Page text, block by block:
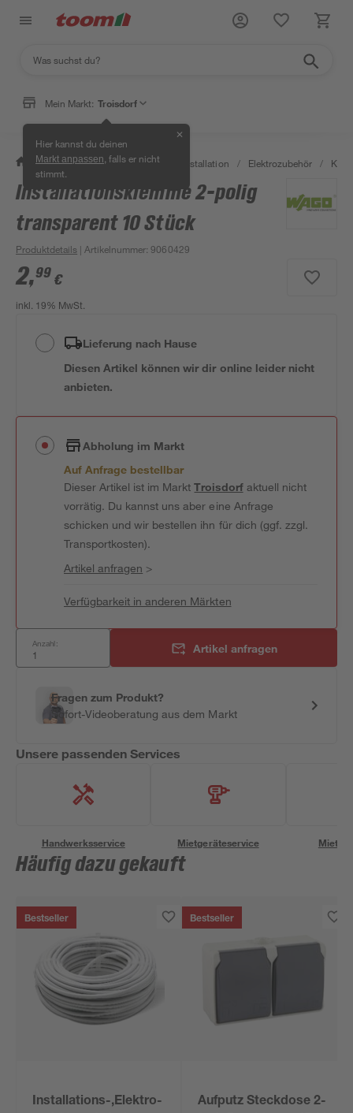
Mein Markt: Troisdorf
Hier kannst du deinen
Markt anpassen , falls er nicht
stimmt.
✕
/ Bauen & Renovieren / Elektroinstallation / Elektrozubehör /
Installationsklemme 2-polig
transparent 10 Stück
Produktdetails | Artikelnummer:9060429
2,99 €
inkl. 19% MwSt.
Lieferung nach Hause
Diesen Artikel können wir dir online leider nicht
anbieten.
Abholung im Markt
Auf Anfrage bestellbar
Dieser Artikel ist im MarktTroisdorfaktuell nicht
vorrätig. Du kannst uns aber eine Anfrage
schicken und wir bestellen ihn für dich (ggf. zzgl.
Transportkosten).
Artikel anfragen >
Verfügbarkeit in anderen Märkten
Anzahl: Artikel anfragen
Fragen zum Produkt?
Sofort-Videoberatung aus dem Markt
Unsere passenden Services
Handwerksservice Mietgeräteservice
Häufig dazu gekauft
Bestseller
Installations-,Elektro-
Bestseller
Aufputz Steckdose 2-